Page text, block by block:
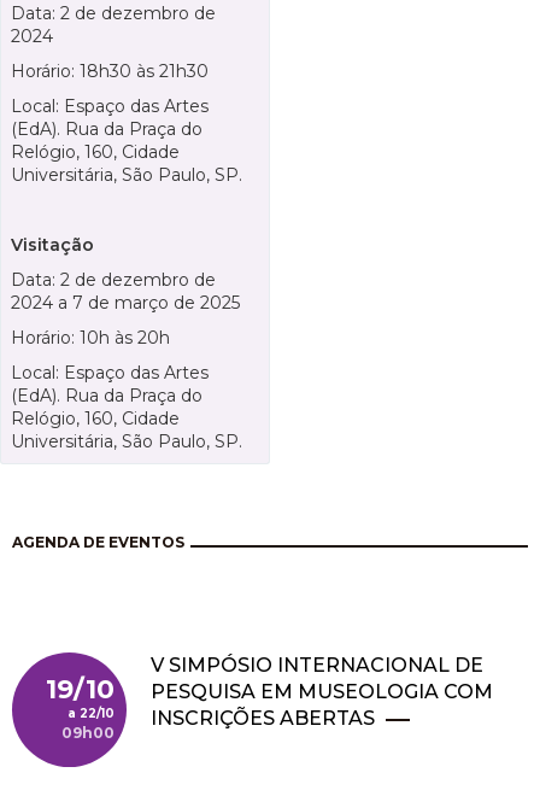
Data: 2 de dezembro de
2024
Horário: 18h30 às 21h30
Local: Espaço das Artes
(EdA). Rua da Praça do
Relógio, 160, Cidade
Universitária, São Paulo, SP.
Visitação
Data: 2 de dezembro de
2024 a 7 de março de 2025
Horário: 10h às 20h
Local: Espaço das Artes
(EdA). Rua da Praça do
Relógio, 160, Cidade
Universitária, São Paulo, SP.
AGENDA DE EVENTOS
19/10
22/10
09h00
V SIMPÓSIO INTERNACIONAL DE
PESQUISA EM MUSEOLOGIA COM
INSCRIÇÕES ABERTAS